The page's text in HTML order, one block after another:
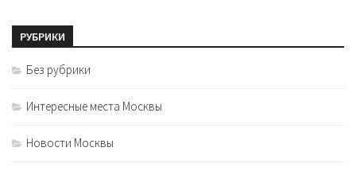
РУБРИКИ
Без рубрики
Интересные места Москвы
Новости Москвы